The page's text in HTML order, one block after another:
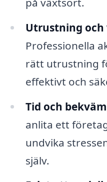
Utrustning och
Professionella
rätt utrustning
effektivt och
Tid och
anlita ett
undvika
själv.